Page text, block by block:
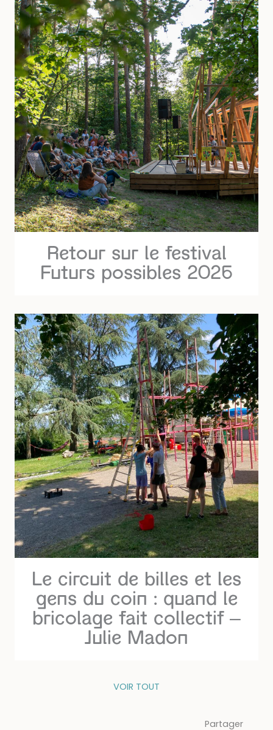
Retour sur le festival
Futurs possibles 2026
Le circuit de billes et les
gens du coin : quand le
bricolage fait collectif –
Julie Madon
VOIR TOUT
Partager